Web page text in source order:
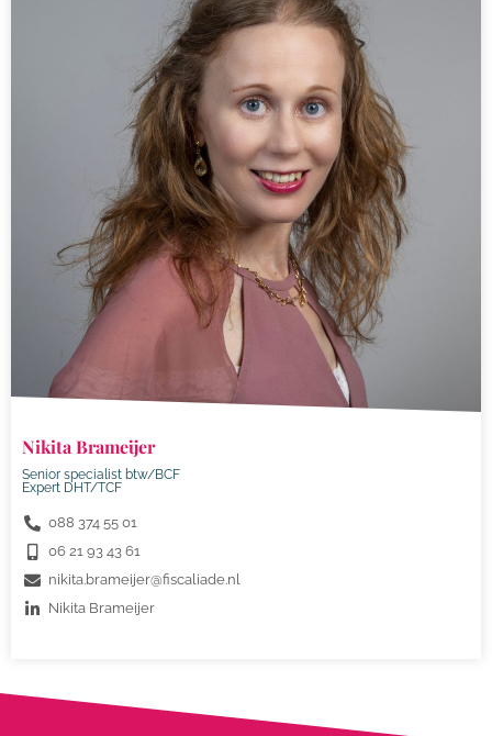
Nikita Brameijer
Senior specialist btw/BCF
Expert DHT/TCF
088 374 55 01
06 21 93 43 61
nikita.brameijer@fiscaliade.nl
Nikita Brameijer